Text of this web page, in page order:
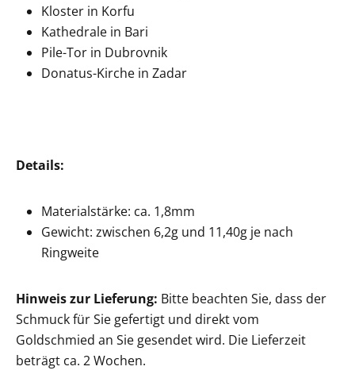
Kloster in Korfu
Kathedrale in Bari
Pile-Tor in Dubrovnik
Donatus-Kirche in Zadar
Details:
Materialstärke: ca. 1,8mm
Gewicht: zwischen 6,2g und 11,40g je nach
Ringweite
Hinweis zur Lieferung: Bitte beachten Sie, dass der
Schmuck für Sie gefertigt und direkt vom
Goldschmied an Sie gesendet wird. Die Lieferzeit
beträgt ca. 2 Wochen.